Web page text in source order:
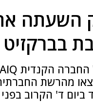
השעתה
בברקזיט
מהרשת
ביום ד' הקרוב